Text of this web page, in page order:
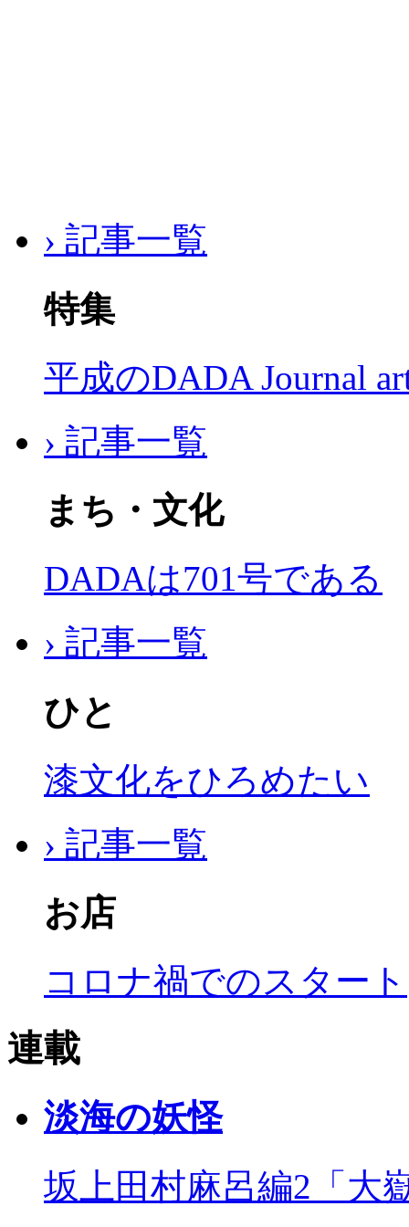
› 記事一覧
特集
平成のDADA Journal
› 記事一覧
まち・文化
DADAは701号である
› 記事一覧
ひと
漆文化をひろめたい
› 記事一覧
お店
コロナ禍でのスタート
連載
淡海の妖怪
坂上田村麻呂編2「大